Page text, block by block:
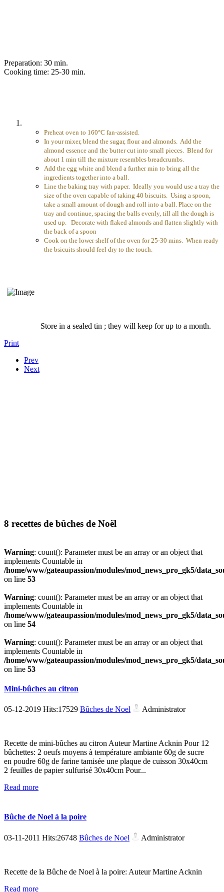
Preparation: 30 min.
Cooking time: 25-30 min.
Preheat oven to 160°C fan-assisted.
In your mixer, blend the sugar, flour and almonds. Add the
almond essence and the butter cut into small pieces. Blend for
about 1 min till the mixture resembles breadcrumbs.
Add the egg white and blend a further min to bring all the
ingredients together into a ball.
Line the baking tray with paper. Ideally you would use a tray the
size of the oven capable of taking 40 biscuits. Using a spoon,
take a small amount of dough and roll into a ball. Place on the
tray and continue, spacing the balls evenly, till all the dough is
used up. Decorate with flaked almonds and flatten slightly with
the back of a spoon
Cook on the lower shelf of the oven for 25-30 mins. When ready
the bsicuits should feel dry to the touch.
Store in a sealed tin ; they will keep for up to a month.
Print
Prev
Next
8 recettes de bûches de Noël
Warning: count(): Parameter must be an array or an object that
implements Countable in
/home/www/gateaupassion/modules/mod_news_pro_gk5/
on line 53
Warning: count(): Parameter must be an array or an object that
implements Countable in
/home/www/gateaupassion/modules/mod_news_pro_gk5/
on line 54
Warning: count(): Parameter must be an array or an object that
implements Countable in
/home/www/gateaupassion/modules/mod_news_pro_gk5/
on line 53
Mini-bûches au citron
05-12-2019 Hits:17529 Bûches de Noel Administrator
Recette de mini-bûches au citron Auteur Martine Acknin Pour 12
bûchettes: 2 oeufs moyens à température ambiante 60g de sucre
en poudre 60g de farine tamisée une plaque de cuisson 30x40cm
2 feuilles de papier sulfurisé 30x40cm Pour...
Read more
Bûche de Noel à la poire
03-11-2011 Hits:26748 Bûches de Noel Administrator
Recette de la Bûche de Noel à la poire: Auteur Martine Acknin
Read more